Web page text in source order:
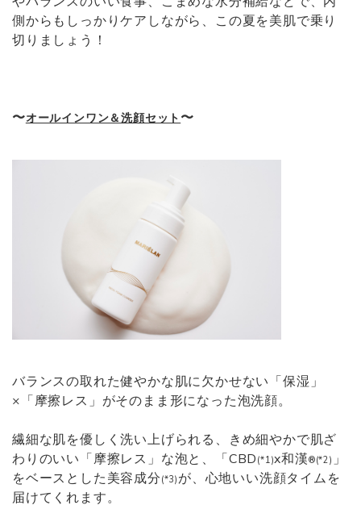
側からもしっかりケアしながら、この夏を美肌で乗り
切りましょう！
〜オールインワン＆洗顔セット 〜
バランスの取れた健やかな肌に欠かせない「保湿」
×「摩擦レス」がそのまま形になった泡洗顔。
繊細な肌を優しく洗い上げられる、きめ細やかで肌ざ
わりのいい「摩擦レス」な泡と、「CBD (*1)x和漢®️(*2) 」
をベースとした美容成分 (*3)が、心地いい洗顔タイムを
届けてくれます。